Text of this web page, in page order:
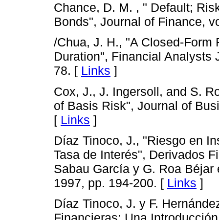
Chance, D. M. , " Default;
Bonds", Journal of Finance,
/Chua, J. H., "A Closed-Form
Duration", Financial Analysts
78. [ Links ]
Cox, J., J. Ingersoll, and S.
of Basis Risk", Journal of
[ Links ]
Díaz Tinoco, J., "Riesgo en
Tasa de Interés", Derivados
Sabau García y G. Roa
1997, pp. 194-200. [ Links ]
Díaz Tinoco, J. y F.